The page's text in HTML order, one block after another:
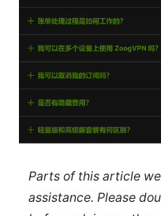
Parts of this article
assistance. Please